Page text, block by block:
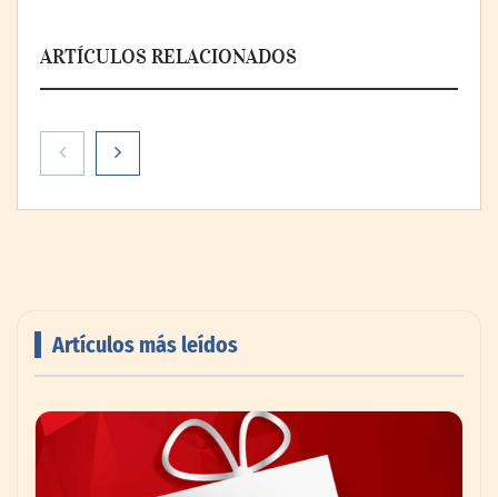
ARTÍCULOS RELACIONADOS
La cartera vencida hipotecaria aumenta al
doble de velocidad que la cartera sana en
Artículos más leídos